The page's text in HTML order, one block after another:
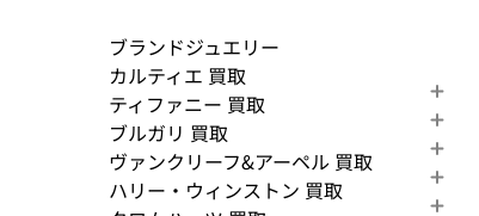
ブランドジュエリー
カルティエ 買取
ティファニー 買取
ブルガリ 買取
ヴァンクリーフ&アーペル 買取
ハリー・ウィンストン 買取